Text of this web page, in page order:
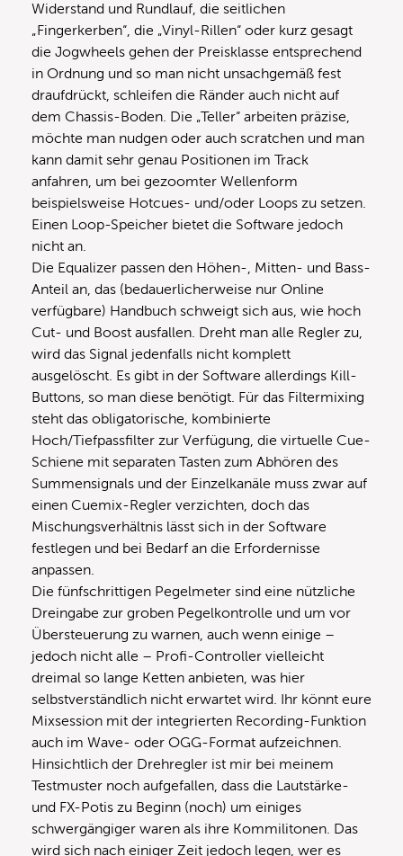
Widerstand und Rundlauf, die seitlichen
„Fingerkerben“, die „Vinyl-Rillen“ oder kurz gesagt
die Jogwheels gehen der Preisklasse entsprechend
in Ordnung und so man nicht unsachgemäß fest
draufdrückt, schleifen die Ränder auch nicht auf
dem Chassis-Boden. Die „Teller“ arbeiten präzise,
möchte man nudgen oder auch scratchen und man
kann damit sehr genau Positionen im Track
anfahren, um bei gezoomter Wellenform
beispielsweise Hotcues- und/oder Loops zu setzen.
Einen Loop-Speicher bietet die Software jedoch
nicht an.
Die Equalizer passen den Höhen-, Mitten- und Bass-
Anteil an, das (bedauerlicherweise nur Online
verfügbare) Handbuch schweigt sich aus, wie hoch
Cut- und Boost ausfallen. Dreht man alle Regler zu,
wird das Signal jedenfalls nicht komplett
ausgelöscht. Es gibt in der Software allerdings Kill-
Buttons, so man diese benötigt. Für das Filtermixing
steht das obligatorische, kombinierte
Hoch/Tiefpassfilter zur Verfügung, die virtuelle Cue-
Schiene mit separaten Tasten zum Abhören des
Summensignals und der Einzelkanäle muss zwar auf
einen Cuemix-Regler verzichten, doch das
Mischungsverhältnis lässt sich in der Software
festlegen und bei Bedarf an die Erfordernisse
anpassen.
Die fünfschrittigen Pegelmeter sind eine nützliche
Dreingabe zur groben Pegelkontrolle und um vor
Übersteuerung zu warnen, auch wenn einige –
jedoch nicht alle – Profi-Controller vielleicht
dreimal so lange Ketten anbieten, was hier
selbstverständlich nicht erwartet wird. Ihr könnt eure
Mixsession mit der integrierten Recording-Funktion
auch im Wave- oder OGG-Format aufzeichnen.
Hinsichtlich der Drehregler ist mir bei meinem
Testmuster noch aufgefallen, dass die Lautstärke-
und FX-Potis zu Beginn (noch) um einiges
schwergängiger waren als ihre Kommilitonen. Das
wird sich nach einiger Zeit jedoch legen, wer es